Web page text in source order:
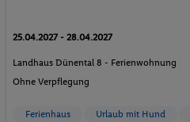
25.04.2027 - 28.04.2027
Landhaus Dünental 8 - Ferienwohnung
Ohne Verpflegung
Ferienhaus Urlaub mit Hund